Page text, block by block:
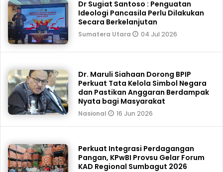
Dr Sugiat Santoso : Penguatan
Ideologi Pancasila Perlu Dilakukan
Secara Berkelanjutan
Sumatera Utara 04 Jul 2026
Dr. Maruli Siahaan Dorong BPIP
Perkuat Tata Kelola Simbol Negara
dan Pastikan Anggaran Berdampak
Nyata bagi Masyarakat
Nasional 16 Jun 2026
Perkuat Integrasi Perdagangan
Pangan, KPwBI Provsu Gelar Forum
KAD Regional Sumbagut 2026